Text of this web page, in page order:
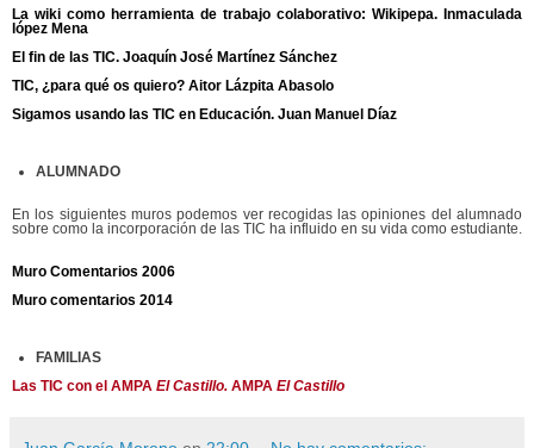
La wiki como herramienta de trabajo colaborativo: Wikipepa. Inmaculada
lópez Mena
El fin de las TIC. Joaquín José Martínez Sánchez
TIC, ¿para qué os quiero? Aitor Lázpita Abasolo
Sigamos usando las TIC en Educación. Juan Manuel Díaz
ALUMNADO
En los siguientes muros podemos ver recogidas las opiniones del alumnado
sobre como la incorporación de las TIC ha influido en su vida como estudiante.
Muro Comentarios 2006
Muro comentarios 2014
FAMILIAS
Las TIC con el AMPA El Castillo. AMPA El Castillo